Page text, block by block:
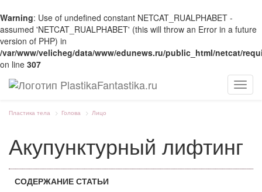
Warning: Use of undefined constant NETCAT_RUALPHABET -
assumed 'NETCAT_RUALPHABET' (this will throw an Error in a future
version of PHP) in
/var/www/velicheg/data/www/edunews.ru/public_html/netcat/
on line 307
Меню
Пластика тела Голова Лицо
Акупунктурный лифтинг
СОДЕРЖАНИЕ СТАТЬИ